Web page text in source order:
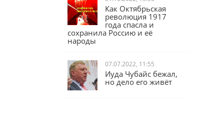
31.10.2022, 13:50
Как Октябрьская
революция 1917
народы
07.07.2022, 11:55